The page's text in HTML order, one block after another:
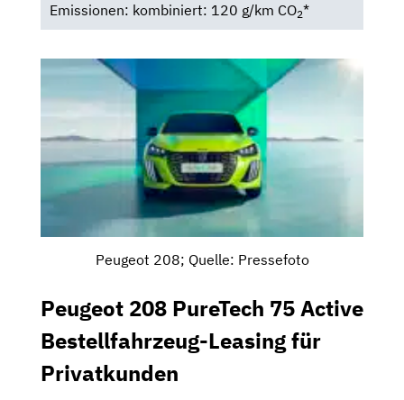
Emissionen: kombiniert: 120 g/km CO2*
Peugeot 208; Quelle: Pressefoto
Peugeot 208 PureTech 75 Active
Bestellfahrzeug-Leasing für
Privatkunden